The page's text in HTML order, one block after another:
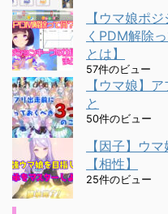
【ウマ娘ポ
くPDM解除
とは】
57件のビュー
【ウマ娘】
と
50件のビュー
【因子】ウ
【相性】
25件のビュー